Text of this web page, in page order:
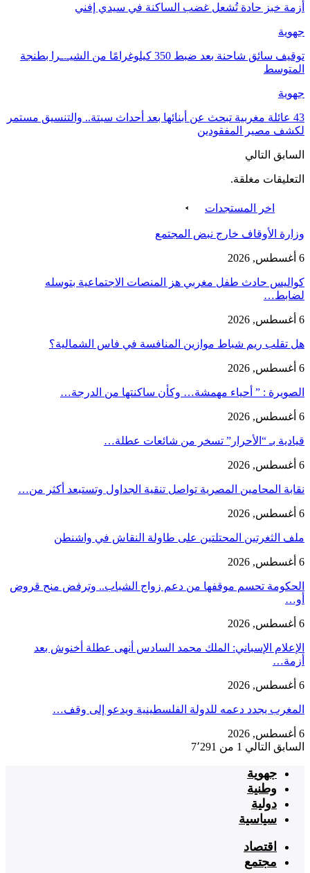
أزمة خبز حادة تُشعل غضب الساكنة في سيدي إفني
جهوية
توقيف سائق شاحنة بعد ضبط 350 كيلوغرامًا من الشيـ.ـرا بطنجة
المتوسط
جهوية
43 عائلة مغربية تبحث عن أبنائها بعد أحداث سبتة.. والتنسيق مستمر
لكشف مصير المفقودين
السابق التالي
التعليقات مغلقة.
اخر المستجدات
وزارة الأوقاف خارج نبض المجتمع
6 أغسطس, 2026
كواليس حادث طفل مغربي هز المنصات الاجتماعية بتوسله
لضابط…
6 أغسطس, 2026
هل تقلب ريم شباط موازين المنافسة في فاس الشمالية؟
6 أغسطس, 2026
الصويرة : ” أحياء مهمشة… وكأن ساكنتها من الدرجة…
6 أغسطس, 2026
قيادية بـ “الأحرار” تسخر من شائعات عطلة…
6 أغسطس, 2026
نقابة المحامين المصرية تواصل تنقية الجداول وتستبعد أكثر من…
6 أغسطس, 2026
ملف الثغرتين المحتلتين على طاولة النقاش في واشنطن
6 أغسطس, 2026
الحكومة تحسم موقفها من دعم زواج الشباب.. وترفض منح قروض
أو…
6 أغسطس, 2026
الإعلام الإسباني: الملك محمد السادس أنهى عطلة أخنوش بعد
أزمة…
6 أغسطس, 2026
المغرب يجدد دعمه للدولة الفلسطينية ويدعو إلى وقف…
6 أغسطس, 2026
السابق التالي 1 من 7٬291
جهوية
وطنية
دولية
سياسية
اقتصاد
مجتمع